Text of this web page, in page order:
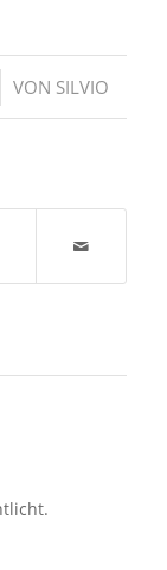
VON SILVIO